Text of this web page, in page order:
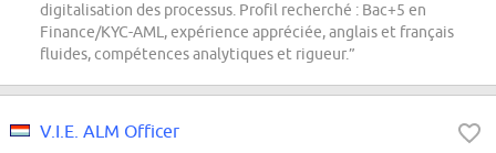
digitalisation des processus. Profil recherché : Bac+5 en
Finance/KYC-AML, expérience appréciée, anglais et français
fluides, compétences analytiques et rigueur.”
V.I.E. ALM Officer